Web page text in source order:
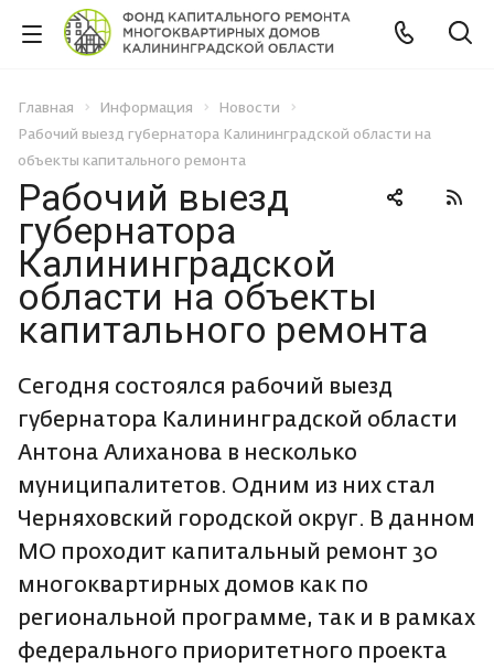
Главная Информация
Новости
Рабочий выезд губернатора Калининградской области на
объекты капитального ремонта
Рабочий выезд
губернатора
Калининградской
области на объекты
капитального ремонта
Сегодня состоялся рабочий выезд
губернатора Калининградской области
Антона Алиханова в несколько
муниципалитетов. Одним из них стал
Черняховский городской округ. В данном
МО проходит капитальный ремонт 30
многоквартирных домов как по
региональной программе, так и в рамках
федерального приоритетного проекта